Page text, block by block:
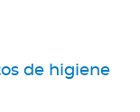
de higiene